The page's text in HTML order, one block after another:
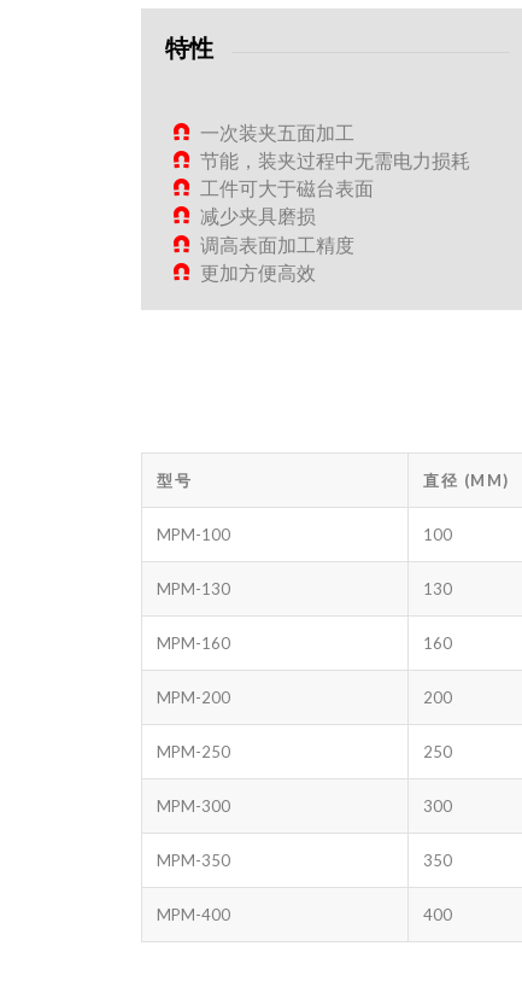
特性
一次装夹五面加工
节能，装夹过程中无需电力损耗
工件可大于磁台表面
减少夹具磨损
调高表面加工精度
更加方便高效
型号 直径 (MM)
MPM-100 100
MPM-130 130
MPM-160 160
MPM-200 200
MPM-250 250
MPM-300 300
MPM-350 350
MPM-400 400